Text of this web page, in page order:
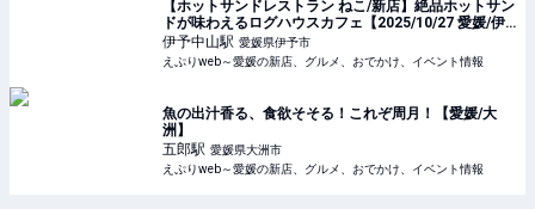
【ホットサンドレストラン ねこ/新店】絶品ホットサン
ドが味わえるログハウスカフェ【2025/10/27 愛媛/伊
予市/カフェ】
伊予中山駅 愛媛県伊予市
えぷりweb～愛媛の新店、グルメ、おでかけ、イベント情報
魚の出汁香る、食欲そそる！これぞ周月！【愛媛/大
洲】
五郎駅 愛媛県大洲市
えぷりweb～愛媛の新店、グルメ、おでかけ、イベント情報